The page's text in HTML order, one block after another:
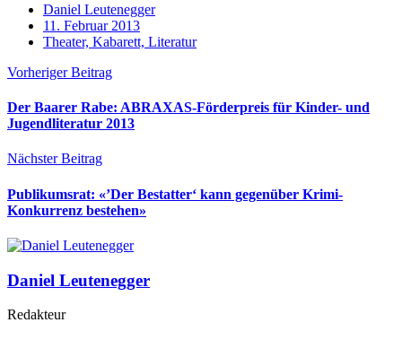
Daniel Leutenegger
11. Februar 2013
Theater, Kabarett, Literatur
Vorheriger Beitrag
Der Baarer Rabe: ABRAXAS-Förderpreis für Kinder- und
Jugendliteratur 2013
Nächster Beitrag
Publikumsrat: «’Der Bestatter‘ kann gegenüber Krimi-
Konkurrenz bestehen»
Daniel Leutenegger
Redakteur